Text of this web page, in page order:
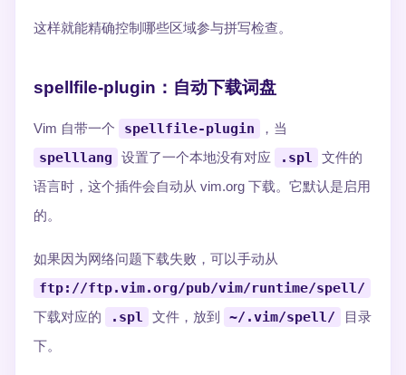
这样就能精确控制哪些区域参与拼写检查。
spellfile-plugin：自动下载词盘
Vim 自带一个 spellfile-plugin ，当
spelllang 设置了一个本地没有对应 .spl
文件的
语言时，这个插件会自动从 vim.org 下载。它默认是启用
的。
如果因为网络问题下载失败，可以手动从
ftp://ftp.vim.org/pub/vim/runtime/spell/
下载对应的 .spl 文件，放到 ~/.vim/spell/
目录
下。